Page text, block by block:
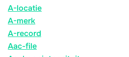
A-locatie
A-merk
A-record
Aac-file